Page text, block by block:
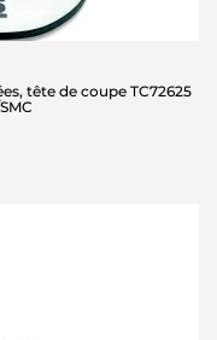
tête de coupe TC72625